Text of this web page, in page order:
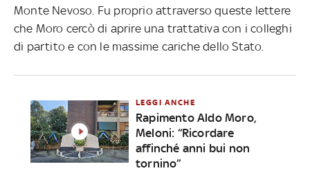
Monte Nevoso. Fu proprio attraverso queste lettere
che Moro cercò di aprire una trattativa con i colleghi
di partito e con le massime cariche dello Stato.
LEGGI ANCHE
Rapimento Aldo Moro,
Meloni: “Ricordare
affinché anni bui non
tornino”